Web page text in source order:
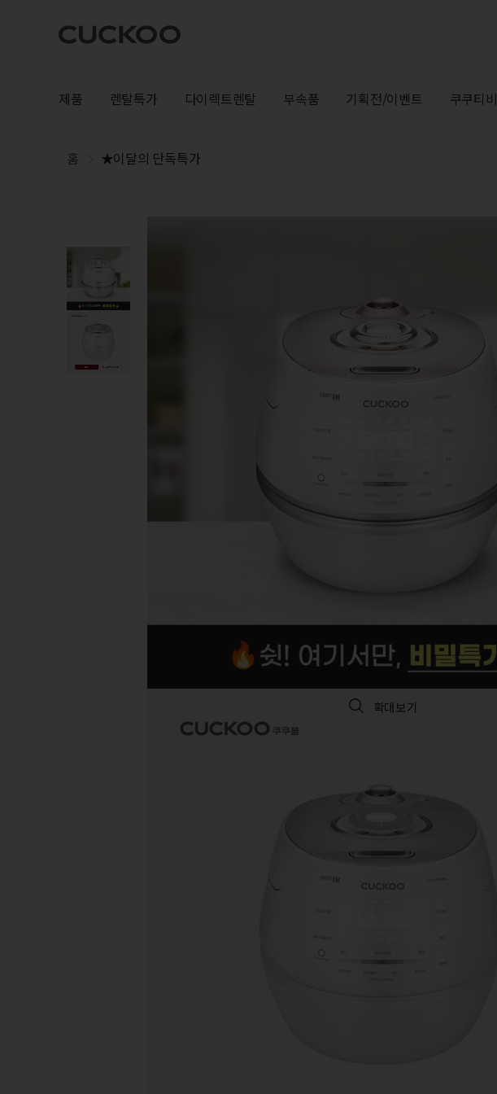
제품 렌탈특가 다이렉트렌탈 부속품 기획전/이벤트 쿠쿠티비
홈 ★이달의 단독특가
확대보기